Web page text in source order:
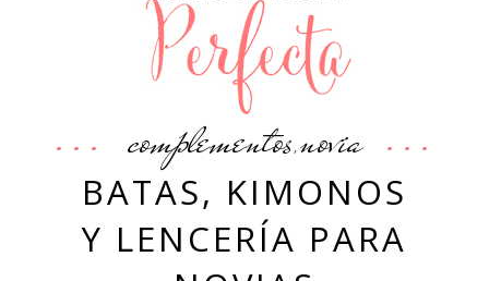
complementos,novia
BATAS, KIMONOS
Y LENCERÍA PARA